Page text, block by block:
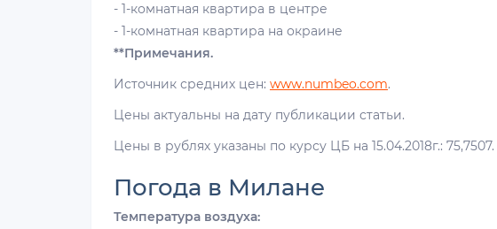
- 1-комнатная квартира в центре
- 1-комнатная квартира на окраине
**Примечания.
Источник средних цен: www.numbeo.com.
Цены актуальны на дату публикации статьи.
Цены в рублях указаны по курсу ЦБ на 15.04.2018г.: 75,7507.
Погода в Милане
Температура воздуха: